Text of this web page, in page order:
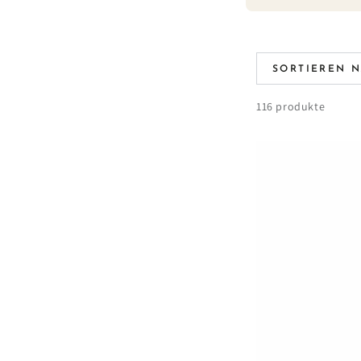
SORTIEREN
116 produkte